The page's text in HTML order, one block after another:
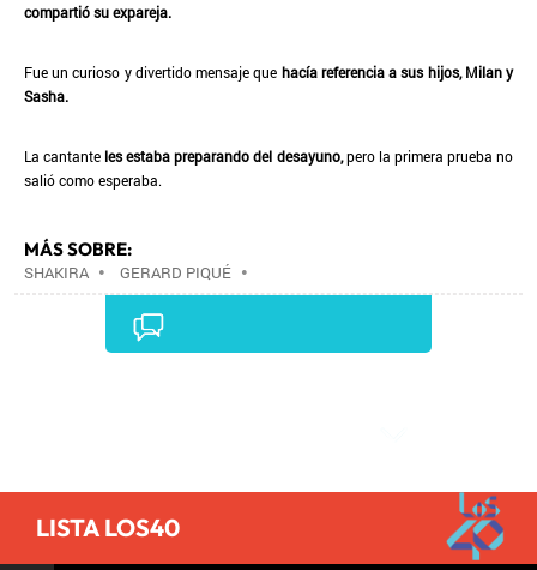
compartió su expareja.
Fue un curioso y divertido mensaje que hacía referencia a sus hijos, Milan y
Sasha.
La cantante les estaba preparando del desayuno,pero la primera prueba no
salió como esperaba.
MÁS SOBRE:
SHAKIRA • GERARD PIQUÉ •
LISTA LOS40